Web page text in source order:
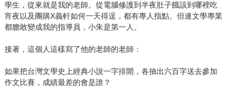
學生，從來就是我的老師。從電腦修護到半夜肚子餓該到哪裡吃
宵夜以及團購X義軒如何一天得逞，都有專人指點。但連文學專業
都膽敢變成我的指導員，小朱是第一人。
接著，這個人這樣寫了他的老師的老師：
如果把台灣文學史上經典小說一字排開，各抽出六百字送去參加
作文比賽，成績最差的會是誰？